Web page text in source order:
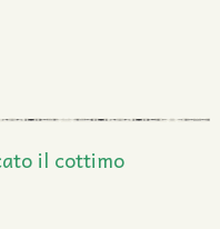
il cottimo